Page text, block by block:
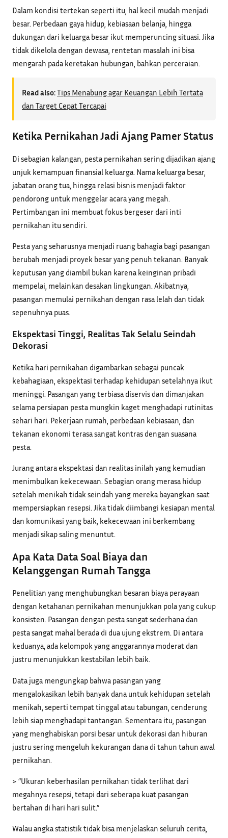
Dalam kondisi tertekan seperti itu, hal kecil mudah menjadi
besar. Perbedaan gaya hidup, kebiasaan belanja, hingga
dukungan dari keluarga besar ikut memperuncing situasi. Jika
tidak dikelola dengan dewasa, rentetan masalah ini bisa
mengarah pada keretakan hubungan, bahkan perceraian.
Read also:Tips Menabung agar Keuangan Lebih Tertata
dan Target Cepat Tercapai
Ketika Pernikahan Jadi Ajang Pamer Status
Di sebagian kalangan, pesta pernikahan sering dijadikan ajang
unjuk kemampuan finansial keluarga. Nama keluarga besar,
jabatan orang tua, hingga relasi bisnis menjadi faktor
pendorong untuk menggelar acara yang megah.
Pertimbangan ini membuat fokus bergeser dari inti
pernikahan itu sendiri.
Pesta yang seharusnya menjadi ruang bahagia bagi pasangan
berubah menjadi proyek besar yang penuh tekanan. Banyak
keputusan yang diambil bukan karena keinginan pribadi
mempelai, melainkan desakan lingkungan. Akibatnya,
pasangan memulai pernikahan dengan rasa lelah dan tidak
sepenuhnya puas.
Ekspektasi Tinggi, Realitas Tak Selalu Seindah
Dekorasi
Ketika hari pernikahan digambarkan sebagai puncak
kebahagiaan, ekspektasi terhadap kehidupan setelahnya ikut
meninggi. Pasangan yang terbiasa diservis dan dimanjakan
selama persiapan pesta mungkin kaget menghadapi rutinitas
sehari hari. Pekerjaan rumah, perbedaan kebiasaan, dan
tekanan ekonomi terasa sangat kontras dengan suasana
pesta.
Jurang antara ekspektasi dan realitas inilah yang kemudian
menimbulkan kekecewaan. Sebagian orang merasa hidup
setelah menikah tidak seindah yang mereka bayangkan saat
mempersiapkan resepsi. Jika tidak diimbangi kesiapan mental
dan komunikasi yang baik, kekecewaan ini berkembang
menjadi sikap saling menuntut.
Apa Kata Data Soal Biaya dan
Kelanggengan Rumah Tangga
Penelitian yang menghubungkan besaran biaya perayaan
dengan ketahanan pernikahan menunjukkan pola yang cukup
konsisten. Pasangan dengan pesta sangat sederhana dan
pesta sangat mahal berada di dua ujung ekstrem. Di antara
keduanya, ada kelompok yang anggarannya moderat dan
justru menunjukkan kestabilan lebih baik.
Data juga mengungkap bahwa pasangan yang
mengalokasikan lebih banyak dana untuk kehidupan setelah
menikah, seperti tempat tinggal atau tabungan, cenderung
lebih siap menghadapi tantangan. Sementara itu, pasangan
yang menghabiskan porsi besar untuk dekorasi dan hiburan
justru sering mengeluh kekurangan dana di tahun tahun awal
pernikahan.
> “Ukuran keberhasilan pernikahan tidak terlihat dari
megahnya resepsi, tetapi dari seberapa kuat pasangan
bertahan di hari hari sulit.”
Walau angka statistik tidak bisa menjelaskan seluruh cerita,